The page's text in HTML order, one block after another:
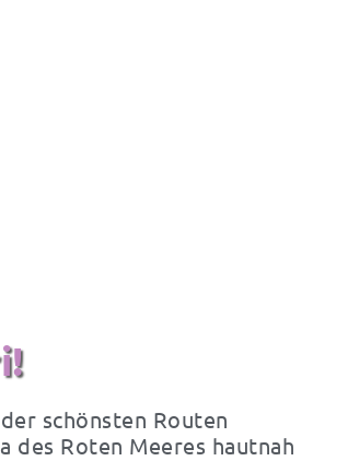
schönsten Routen
des Roten Meeres hautnah